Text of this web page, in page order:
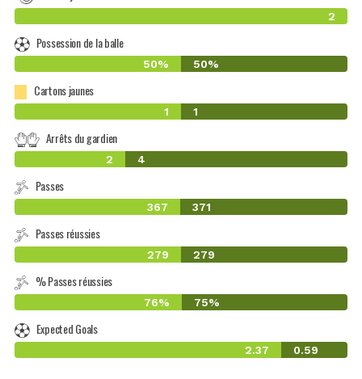
2
Possession de la balle
50% 50%
Cartons jaunes
1 1
Arrêts du gardien
2 4
Passes
367 371
Passes réussies
279 279
% Passes réussies
76% 75%
Expected Goals
2.37 0.59